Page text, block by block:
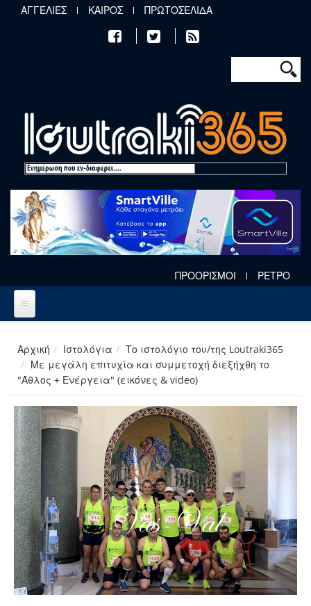
Παράκαμψη προς το κυρίως περιεχόμενο
ΑΓΓΕΛΙΕΣ ΚΑΙΡΟΣ ΠΡΩΤΟΣΕΛΙΔΑ
Φόρμα
Αναζήτηση
ΠΡΟΟΡΙΣΜΟΙ ΡΕΤΡΟ
Αρχική Ιστολόγια
Το ιστολόγιο του/της Loutraki365
Με μεγάλη επιτυχία και συμμετοχή διεξήχθη το
"Άθλος + Ενέργεια" (εικόνες & video)